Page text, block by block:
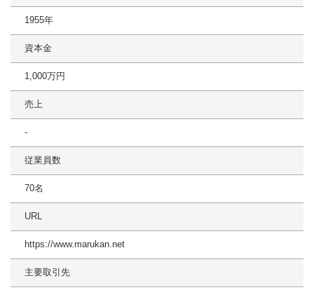
1955年
資本金
1,000万円
売上
-
従業員数
70名
URL
https://www.marukan.net
主要取引先